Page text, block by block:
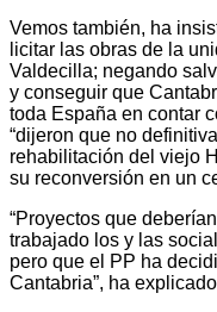
Vemos también, ha
licitar las obras de la
Valdecilla; negando
y conseguir que
toda España en contar
“dijeron que no
rehabilitación del viejo
su reconversión en un
“Proyectos que
trabajado los y las
pero que el PP ha
Cantabria”, ha